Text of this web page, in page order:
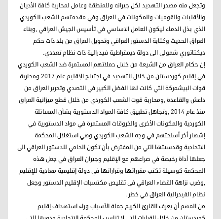
وتجعل منه مصدر التهديد لكل جيرانه وللمنطقة وعامل لمحاربة كافة الأديان
والأقليات والقوميات والمكونات في العراق وفي مقدمتهم الشعب الكوردي
الذي بذل الدماء ليكون العامل الاساسي في تأسيس الجيش العراقي ,وبناء
العراق الحديث وكتابة الدستور العراقي وتحويل العراق من بلد ذات حكم
ديكتاتوري شمولي الى دولة ديمقراطية فيدرالية ذات نظام تعددي.
إن حكام العراق من الشيعة من خلال حملاتهم المستمرة ضد الشعب الكوردي
في إقليم كوردستان من خلال التهديد في اجتياح الإقليم عام 2017 ومحاربة
قوات البيشمركة التي كانت لها الفضل الكبير في التصدي وتحرير العراق من
داعش والقاعدة ,ومحاربة قوت الشعب الكوردي من خلال قطع ميزانية العراق
منذ عام 2014 ,وتجاهل تطبيق كافة المواد الدستورية بشأن المسائلة
الكوردية والمكونات الأخرى والخروقات المستمرة في مواد الدستورية في
إشهار أخر أسلحتهم في وجه الشعب الكوردي وهي استغلال المحكمة
الاتحادية وقدسيتها التي من المفترض بأن تكون الحامي للدستور العراقي الى
جعلها أداة رخيصة في صراعهم مع الإقليم وجيران العراق في جعل هذه
المحكمة كوسيلة تكتب مقرراتها وقراراتها في دولة إقليمية معادية للإقليم
,وضرب نزاهة القضاء العراقي في تقليص مكتسبات الإقليم الدستور وجعل
نظام الفيدرالية العراق في خطر .
من المهم أن يعرف القارئ الكريم جملة الأسباب وراء استهداف إقليم